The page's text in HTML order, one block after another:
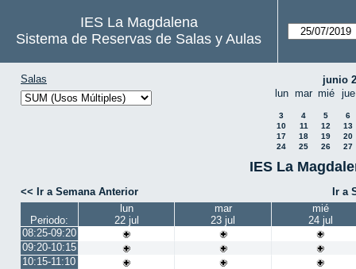
IES La Magdalena
Sistema de Reservas de Salas y Aulas
Salas
junio
lun mar mié jue
3 4 5
6
10
11 12
13
17
18 19
20
24
25 26 27
IES La
<< Ir a Semana Anterior Ir a
Periodo:
lun
22 jul
mar
23 jul
mié
24 jul
08:25-09:20
09:20-10:15
10:15-11:10